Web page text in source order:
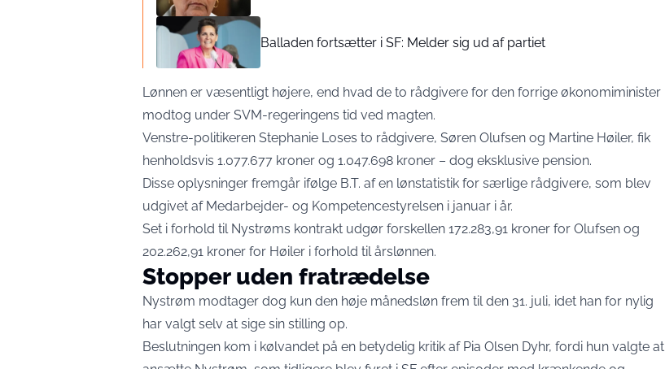
Balladen fortsætter i SF: Melder sig ud af partiet
Lønnen er væsentligt højere, end hvad de to rådgivere for den forrige økonomiminister
modtog under SVM-regeringens tid ved magten.
Venstre-politikeren Stephanie Loses to rådgivere, Søren Olufsen og Martine Høiler, fik
henholdsvis 1.077.677 kroner og 1.047.698 kroner – dog eksklusive pension.
Disse oplysninger fremgår ifølge B.T. af en lønstatistik for særlige rådgivere, som blev
udgivet af Medarbejder- og Kompetencestyrelsen i januar i år.
Set i forhold til Nystrøms kontrakt udgør forskellen 172.283,91 kroner for Olufsen og
202.262,91 kroner for Høiler i forhold til årslønnen.
Stopper uden fratrædelse
Nystrøm modtager dog kun den høje månedsløn frem til den 31. juli, idet han for nylig
har valgt selv at sige sin stilling op.
Beslutningen kom i kølvandet på en betydelig kritik af Pia Olsen Dyhr, fordi hun valgte at